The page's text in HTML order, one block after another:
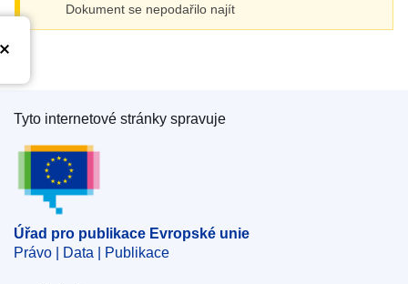
Dokument se nepodařilo najít
Úřad pro publikace Evropské unie
Tyto internetové stránky spravuje
Úřad pro publikace Evropské unie
Právo | Data | Publikace